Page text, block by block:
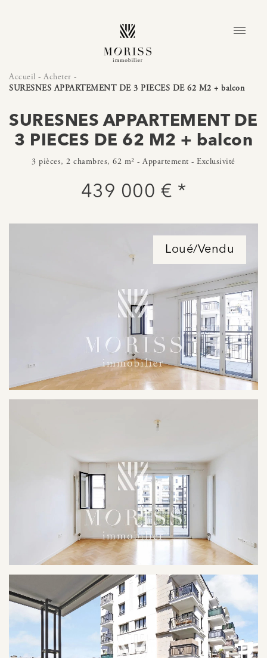
Accueil - Acheter -
SURESNES APPARTEMENT DE 3 PIECES DE 62 M2 + balcon
SURESNES APPARTEMENT DE
3 PIECES DE 62 M2 + balcon
3 pièces, 2 chambres, 62 m² - Appartement - Exclusivité
439 000 € *
Loué/Vendu